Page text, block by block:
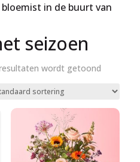
in de buurt van
seizoen
wordt getoond